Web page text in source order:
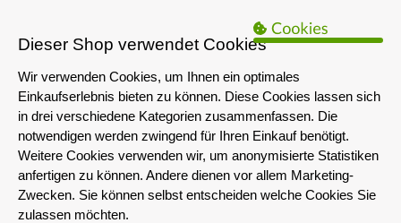
Das servershop-bayern.de Angebot richtet sich nur an
Unternehmen i.S.d. § 14 BGB sowie die öffentliche Hand. Ein Verkauf
an Privatpersonen ist nicht möglich.
Dieser Shop verwendet Cookies
Wir verwenden Cookies, um Ihnen ein optimales
Einkaufserlebnis bieten zu können. Diese Cookies lassen sich
in drei verschiedene Kategorien zusammenfassen. Die
notwendigen werden zwingend für Ihren Einkauf benötigt.
Weitere Cookies verwenden wir, um anonymisierte Statistiken
anfertigen zu können. Andere dienen vor allem Marketing-
Zwecken. Sie können selbst entscheiden welche Cookies Sie
zulassen möchten.